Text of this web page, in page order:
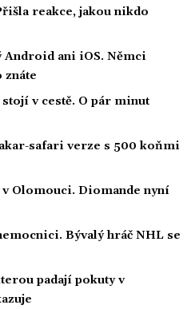
reakce, jakou nikdo
Android ani iOS. Němci
v cestě. O pár minut
safari verze s 500 koňmi
Olomouci. Diomande nyní
Bývalý hráč NHL se
padají pokuty v